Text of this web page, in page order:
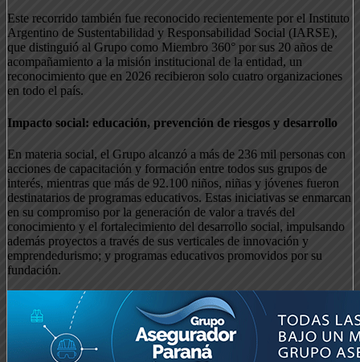
Este recorrido también fue reconocido recientemente por el Instituto
Argentino de Sustentabilidad y Responsabilidad Social (IARSE),
que distinguió al Grupo como Miembro 360° por sus 20 años de
acompañamiento a la misión institucional de la entidad, un
reconocimiento que en 2026 recibieron solo cuatro organizaciones
en todo el país.
Impacto social: educación, prevención de riesgos y desarrollo
En materia social, el Grupo alcanzó a más de 236 mil personas con
acciones de capacitación y formación entre todos sus grupos de
interés, mientras que más de 92.100 niños, niñas y jóvenes fueron
destinatarios de programas educativos. Estas iniciativas se enmarcan
en su compromiso por la generación de valor a través del
conocimiento y el fortalecimiento del desarrollo social, impulsando
además proyectos a través de sus verticales de innovación y
emprendedurismo; y programas educativos promovidos por su
fundación.